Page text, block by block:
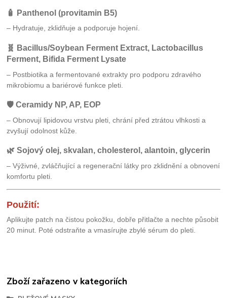
🧴 Panthenol (provitamin B5)
– Hydratuje, zklidňuje a podporuje hojení.
🧬 Bacillus/Soybean Ferment Extract, Lactobacillus
Ferment, Bifida Ferment Lysate
– Postbiotika a fermentované extrakty pro podporu zdravého
mikrobiomu a bariérové funkce pleti.
🛡️Ceramidy NP, AP, EOP
– Obnovují lipidovou vrstvu pleti, chrání před ztrátou vlhkosti a
zvyšují odolnost kůže.
🌿Sojový olej, skvalan, cholesterol, alantoin, glycerin
– Výživné, zvláčňující a regenerační látky pro zklidnění a obnovení
komfortu pleti.
Použití:
Aplikujte patch na čistou pokožku, dobře přitlačte a nechte působit
20 minut. Poté odstraňte a vmasírujte zbylé sérum do pleti.
Zboží zařazeno v kategoriích